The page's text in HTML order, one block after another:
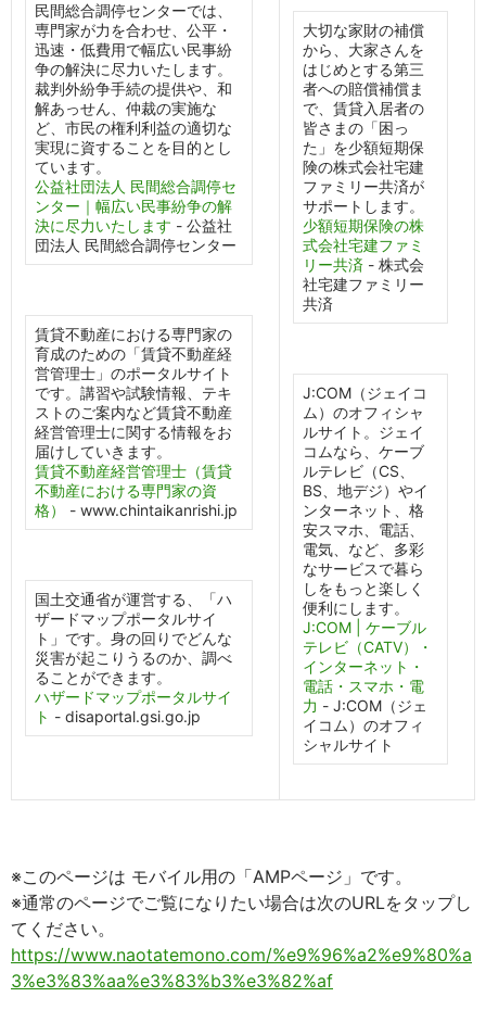
民間総合調停センターでは、
専門家が力を合わせ、公平・
迅速・低費用で幅広い民事紛
争の解決に尽力いたします。
裁判外紛争手続の提供や、和
解あっせん、仲裁の実施な
ど、市民の権利利益の適切な
実現に資することを目的とし
ています。
公益社団法人 民間総合調停セ
ンター｜幅広い民事紛争の解
決に尽力いたします - 公益社
団法人 民間総合調停センター
賃貸不動産における専門家の
育成のための「賃貸不動産経
営管理士」のポータルサイト
です。講習や試験情報、テキ
ストのご案内など賃貸不動産
経営管理士に関する情報をお
届けしていきます。
賃貸不動産経営管理士（賃貸
不動産における専門家の資
格）
- www.chintaikanrishi.jp
国土交通省が運営する、「ハ
ザードマップポータルサイ
ト」です。身の回りでどんな
災害が起こりうるのか、調べ
ることができます。
ハザードマップポータルサイ
ト - disaportal.gsi.go.jp
大切な家財の補償
から、大家さんを
はじめとする第三
者への賠償補償ま
で、賃貸入居者の
皆さまの「困っ
た」を少額短期保
険の株式会社宅建
ファミリー共済が
サポートします。
少額短期保険の株
式会社宅建ファミ
リー共済 - 株式会
社宅建ファミリー
共済
J:COM（ジェイコ
ム）のオフィシャ
ルサイト。ジェイ
コムなら、ケーブ
ルテレビ（CS、
BS、地デジ）やイ
ンターネット、格
安スマホ、電話、
電気、など、多彩
なサービスで暮ら
しをもっと楽しく
便利にします。
J:COM | ケーブル
テレビ（CATV）・
インターネット・
電話・スマホ・電
力 - J:COM（ジェ
イコム）のオフィ
シャルサイト
※このページは モバイル用の「AMPページ」です。
※通常のページでご覧になりたい場合は次のURLをタップし
てください。
https://www.naotatemono.com/%e9%96%a2%e9%80%a
3%e3%83%aa%e3%83%b3%e3%82%af